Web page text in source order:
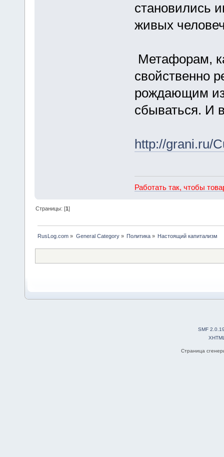
становились
живых
Метафорам,
свойственно
рождающим
сбываться. И
http://grani.ru/
Работать так, чтобы
Страницы: [1]
RusLog.com » General Category» Политика» Настоящий капитализм
SMF
Страница